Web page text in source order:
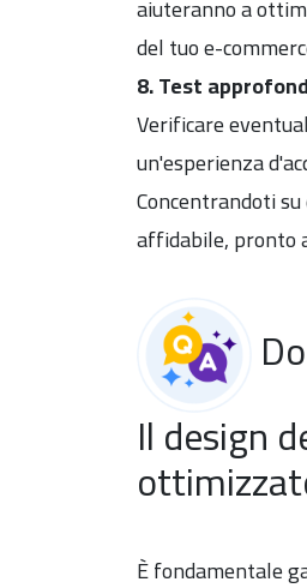
aiuteranno a
del tuo e-
8. Test
Verificare
un'esperienza
Concentrandoti
affidabile, pronto
Il design
È fondamentale